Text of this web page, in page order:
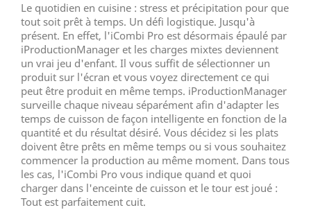
Le quotidien en cuisine : stress et précipitation pour que
tout soit prêt à temps. Un défi logistique. Jusqu'à
présent. En effet, l'iCombi Pro est désormais épaulé par
iProductionManager et les charges mixtes deviennent
un vrai jeu d'enfant. Il vous suffit de sélectionner un
produit sur l'écran et vous voyez directement ce qui
peut être produit en même temps. iProductionManager
surveille chaque niveau séparément afin d'adapter les
temps de cuisson de façon intelligente en fonction de la
quantité et du résultat désiré. Vous décidez si les plats
doivent être prêts en même temps ou si vous souhaitez
commencer la production au même moment. Dans tous
les cas, l'iCombi Pro vous indique quand et quoi
charger dans l'enceinte de cuisson et le tour est joué :
Tout est parfaitement cuit.